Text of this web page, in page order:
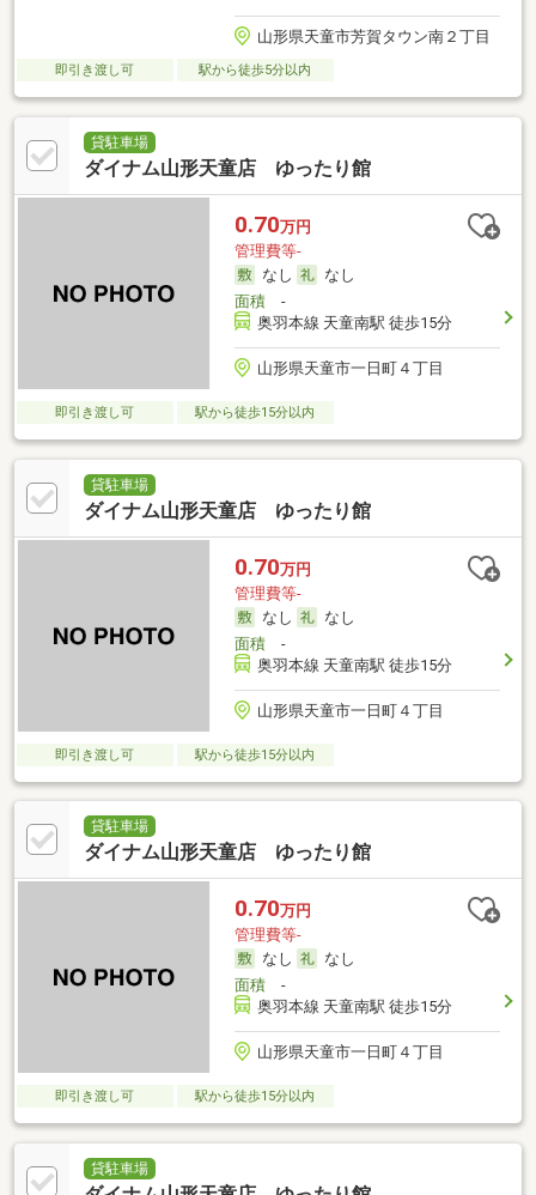
山形県天童市芳賀タウン南２丁目
即引き渡し可 駅から徒歩5分以内
貸駐車場
ダイナム山形天童店 ゆったり館
0.70万円
管理費等-
なし
なし
面積-
奥羽本線 天童南駅 徒歩15分
山形県天童市一日町４丁目
即引き渡し可 駅から徒歩15分以内
貸駐車場
ダイナム山形天童店 ゆったり館
0.70万円
管理費等-
なし
なし
面積-
奥羽本線 天童南駅 徒歩15分
山形県天童市一日町４丁目
即引き渡し可 駅から徒歩15分以内
貸駐車場
ダイナム山形天童店 ゆったり館
0.70万円
管理費等-
なし
なし
面積-
奥羽本線 天童南駅 徒歩15分
山形県天童市一日町４丁目
即引き渡し可 駅から徒歩15分以内
貸駐車場